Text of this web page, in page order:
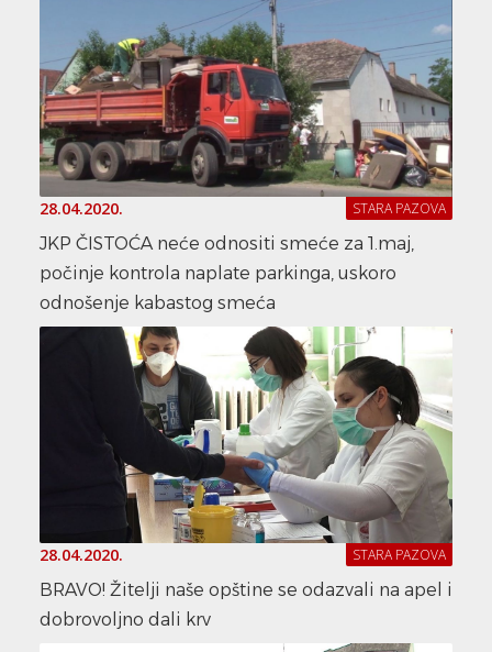
28.04.2020. STARA PAZOVA
JKP ČISTOĆA neće odnositi smeće za 1.maj,
počinje kontrola naplate parkinga, uskoro
odnošenje kabastog smeća
28.04.2020. STARA PAZOVA
BRAVO! Žitelji naše opštine se odazvali na apel i
dobrovoljno dali krv